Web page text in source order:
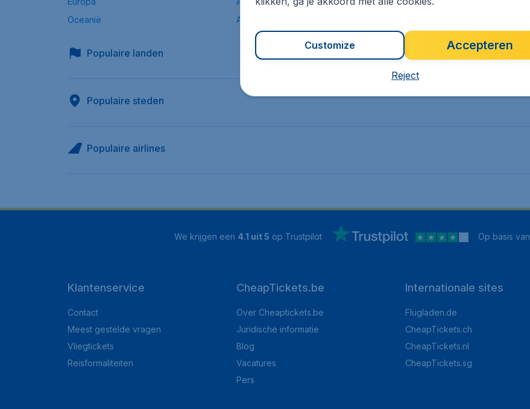
Oceanië
Azië
Populaire landen
Populaire steden
Populaire airlines
We krijgen een 4.1 uit 5 op Trustpilot Op basis van
Klantenservice
Contact
Meest gestelde vragen
Vliegtickets
Reisformaliteiten
CheapTickets.be
Over Cheaptickets.be
Juridische informatie
Blog
Vacatures
Pers
Internationale sites
Flugladen.de
CheapTickets.ch
CheapTickets.nl
CheapTickets.sg
Accepteren
Customize
Reject